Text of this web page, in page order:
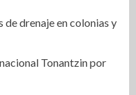
drenaje en colonias y
Tonantzin por